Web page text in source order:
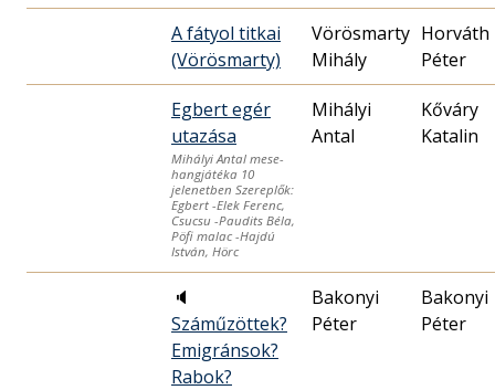
A fátyol titkai
(Vörösmarty)
Vörösmarty
Mihály
Horváth
Péter
Egbert egér
utazása
Mihályi Antal mese-
hangjátéka 10
jelenetben Szereplők:
Egbert -Elek Ferenc,
Csucsu -Paudits Béla,
Pöfi malac -Hajdú
István, Hörc
Mihályi
Antal
Kőváry
Katalin
🔈
Száműzöttek?
Emigránsok?
Rabok?
Bakonyi
Péter
Bakonyi
Péter